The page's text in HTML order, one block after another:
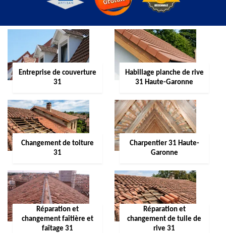
Entreprise de couverture
31
Habillage planche de rive
31 Haute-Garonne
Changement de toiture
31
Charpentier 31 Haute-
Garonne
Réparation et
changement faîtière et
faîtage 31
Réparation et
changement de tuile de
rive 31